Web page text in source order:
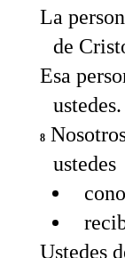
La
de
Esa
ustedes.
8
ustedes
Ustedes